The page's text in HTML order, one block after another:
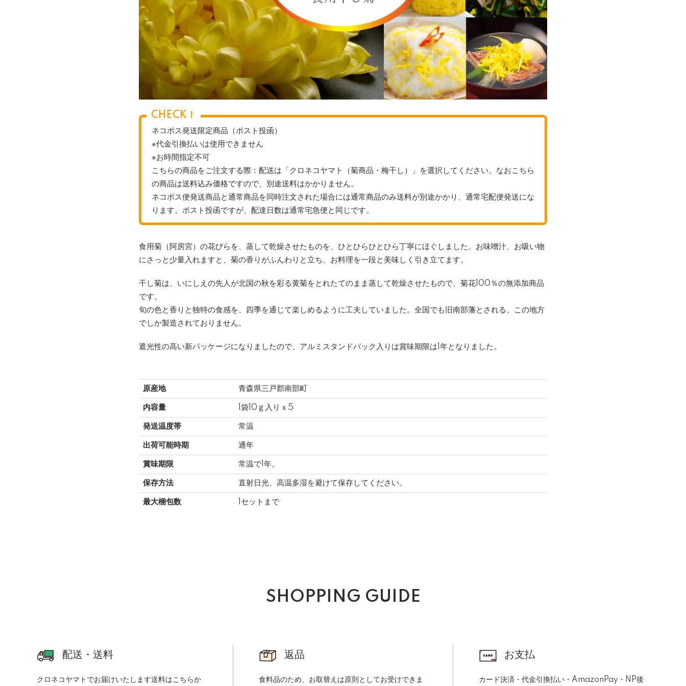
CHECK！
ネコポス発送限定商品（ポスト投函）
※代金引換払いは使用できません
※お時間指定不可
こちらの商品をご注文する際：配送は「クロネコヤマト（菊商品・梅干し）」を選択してください。なおこちら
の商品は送料込み価格ですので、別途送料はかかりません。
ネコポス便発送商品と通常商品を同時注文された場合には通常商品のみ送料が別途かかり、通常宅配便発送にな
ります。ポスト投函ですが、配達日数は通常宅急便と同じです。
食用菊（阿房宮）の花びらを、蒸して乾燥させたものを、ひとひらひとひら丁寧にほぐしました。お味噌汁、お吸い物
にさっと少量入れますと、菊の香りがふんわりと立ち、お料理を一段と美味しく引き立てます。
干し菊は、いにしえの先人が北国の秋を彩る黄菊をとれたてのまま蒸して乾燥させたもので、菊花100％の無添加商品
です。
旬の色と香りと独特の食感を、四季を通じて楽しめるように工夫していました。全国でも旧南部藩とされる、この地方
でしか製造されておりません。
遮光性の高い新パッケージになりましたので、アルミスタンドパック入りは賞味期限は1年となりました。
原産地 青森県三戸郡南部町
内容量 1袋10ｇ入りｘ5
発送温度帯 常温
出荷可能時期 通年
賞味期限 常温で1年。
保存方法 直射日光、高温多湿を避けて保存してください。
最大梱包数 1セットまで
SHOPPING GUIDE
配送・送料
クロネコヤマトでお届けいたします送料はこちらか
返品
食料品のため、お取替えは原則としてお受けできま
お支払
カード決済・代金引換払い・AmazonPay・NP後